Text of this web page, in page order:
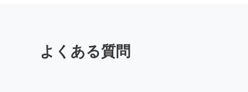
よくある質問